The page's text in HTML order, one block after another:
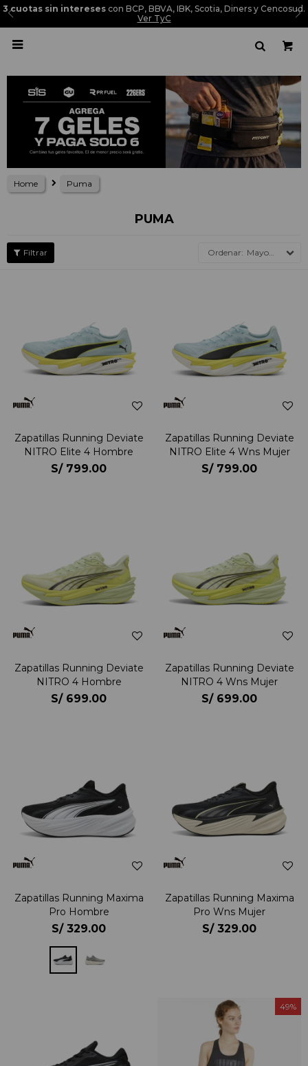
3 cuotas sin intereses con BCP, BBVA, IBK, Scotia, Diners y Cencosud.
Ver TyC

Home Puma
PUMA
Mayor precio
Zapatillas Running Deviate
NITRO Elite 4 Hombre
S/ 799.00
Zapatillas Running Deviate
NITRO Elite 4 Wns Mujer
S/ 799.00
Zapatillas Running Deviate
NITRO 4 Hombre
S/ 699.00
Zapatillas Running Deviate
NITRO 4 Wns Mujer
S/ 699.00
Zapatillas Running Maxima
Pro Hombre
S/ 329.00
Zapatillas Running Maxima
Pro Wns Mujer
S/ 329.00
49